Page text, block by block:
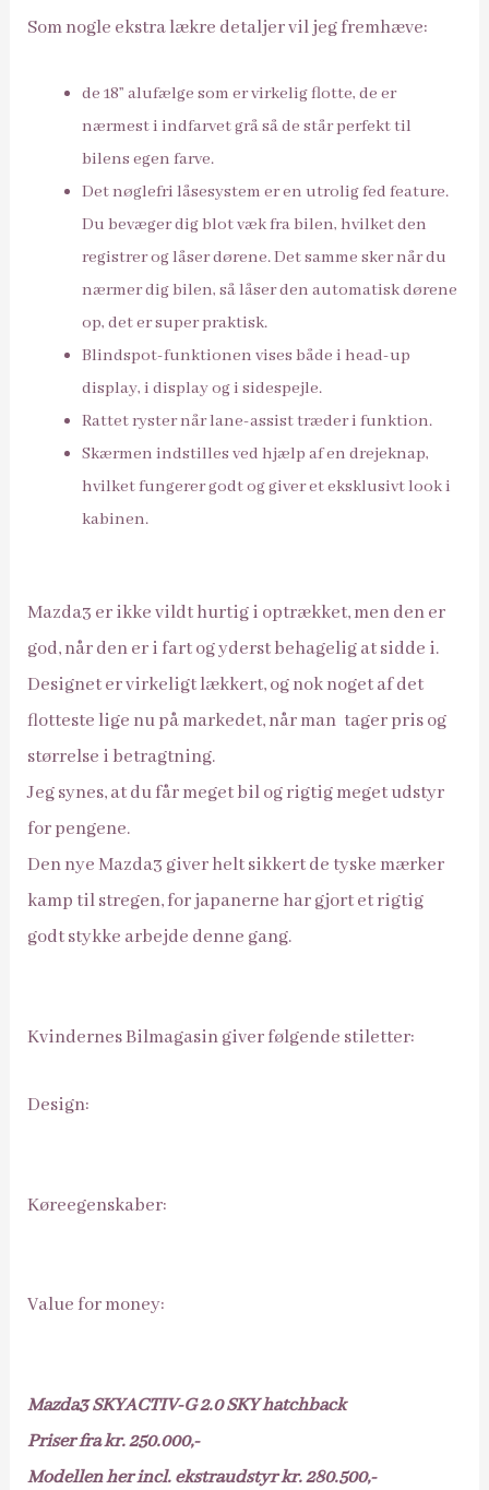
Som nogle ekstra lækre detaljer vil jeg fremhæve:
de 18” alufælge som er virkelig flotte, de er
nærmest i indfarvet grå så de står perfekt til
bilens egen farve.
Det nøglefri låsesystem er en utrolig fed feature.
Du bevæger dig blot væk fra bilen, hvilket den
registrer og låser dørene. Det samme sker når du
nærmer dig bilen, så låser den automatisk dørene
op, det er super praktisk.
Blindspot-funktionen vises både i head-up
display, i display og i sidespejle.
Rattet ryster når lane-assist træder i funktion.
Skærmen indstilles ved hjælp af en drejeknap,
hvilket fungerer godt og giver et eksklusivt look i
kabinen.
Mazda3 er ikke vildt hurtig i optrækket, men den er
god, når den er i fart og yderst behagelig at sidde i.
Designet er virkeligt lækkert, og nok noget af det
flotteste lige nu på markedet, når man tager pris og
størrelse i betragtning.
Jeg synes, at du får meget bil og rigtig meget udstyr
for pengene.
Den nye Mazda3 giver helt sikkert de tyske mærker
kamp til stregen, for japanerne har gjort et rigtig
godt stykke arbejde denne gang.
Kvindernes Bilmagasin giver følgende stiletter:
Design:
Køreegenskaber:
Value for money:
Mazda3 SKYACTIV-G 2.0 SKY hatchback
Priser fra kr. 250.000,-
Modellen her incl. ekstraudstyr kr. 280.500,-